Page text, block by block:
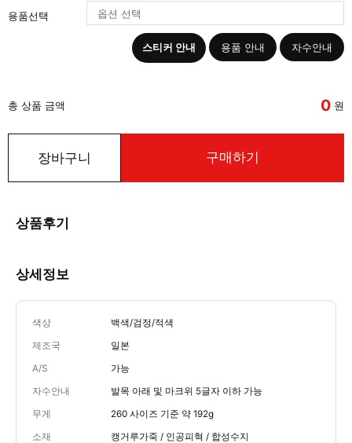
용품선택
스티커 안내 용품 안내 자수안내
총 상품 금액 0 원
장바구니 구매하기
상품후기
상세정보
색상 백색/검정/적색
제조국 일본
A/S 가능
자수안내 발목 아래 및 마크위 5글자 이하 가능
무게 260 사이즈 기준 약 192g
소재 캥거루가죽 / 인공피혁 / 합성수지